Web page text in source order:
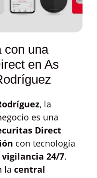
con una
en As
, la
es una
Direct
con tecnología
vigilancia 24/7.
la central